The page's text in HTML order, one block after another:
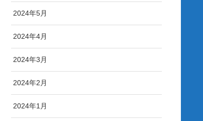
2024年5月
2024年4月
2024年3月
2024年2月
2024年1月